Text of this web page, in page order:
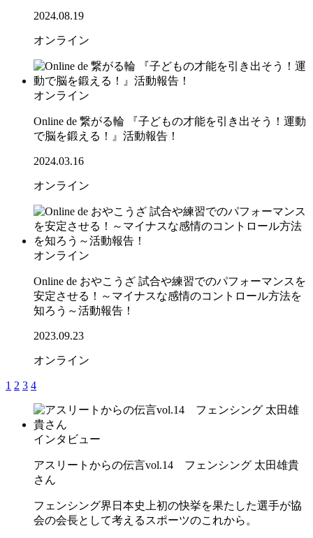
2024.08.19
オンライン
オンライン
Online de 繋がる輪 『子どもの才能を引き出そう！運動
で脳を鍛える！』活動報告！
2024.03.16
オンライン
オンライン
Online de おやこうざ 試合や練習でのパフォーマンスを
安定させる！～マイナスな感情のコントロール方法を
知ろう～活動報告！
2023.09.23
オンライン
1 2 3 4
インタビュー
アスリートからの伝言vol.14 フェンシング 太田雄貴
さん
フェンシング界日本史上初の快挙を果たした選手が協
会の会長として考えるスポーツのこれから。